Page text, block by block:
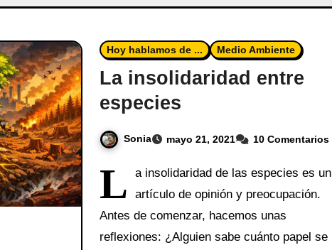
Hoy hablamos de ... Medio Ambiente
La insolidaridad entre
especies
Sonia mayo 21, 2021 10 Comentarios
L
a insolidaridad de las especies es un
artículo de opinión y preocupación.
Antes de comenzar, hacemos unas
reflexiones: ¿Alguien sabe cuánto papel se